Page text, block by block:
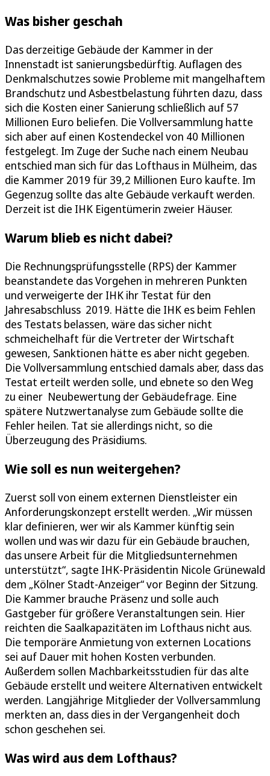
Was bisher geschah
Das derzeitige Gebäude der Kammer in der
Innenstadt ist sanierungsbedürftig. Auflagen des
Denkmalschutzes sowie Probleme mit mangelhaftem
Brandschutz und Asbestbelastung führten dazu, dass
sich die Kosten einer Sanierung schließlich auf 57
Millionen Euro beliefen. Die Vollversammlung hatte
sich aber auf einen Kostendeckel von 40 Millionen
festgelegt. Im Zuge der Suche nach einem Neubau
entschied man sich für das Lofthaus in Mülheim, das
die Kammer 2019 für 39,2 Millionen Euro kaufte. Im
Gegenzug sollte das alte Gebäude verkauft werden.
Derzeit ist die IHK Eigentümerin zweier Häuser.
Warum blieb es nicht dabei?
Die Rechnungsprüfungsstelle (RPS) der Kammer
beanstandete das Vorgehen in mehreren Punkten
und verweigerte der IHK ihr Testat für den
Jahresabschluss 2019. Hätte die IHK es beim Fehlen
des Testats belassen, wäre das sicher nicht
schmeichelhaft für die Vertreter der Wirtschaft
gewesen, Sanktionen hätte es aber nicht gegeben.
Die Vollversammlung entschied damals aber, dass das
Testat erteilt werden solle, und ebnete so den Weg
zu einer Neubewertung der Gebäudefrage. Eine
spätere Nutzwertanalyse zum Gebäude sollte die
Fehler heilen. Tat sie allerdings nicht, so die
Überzeugung des Präsidiums.
Wie soll es nun weitergehen?
Zuerst soll von einem externen Dienstleister ein
Anforderungskonzept erstellt werden. „Wir müssen
klar definieren, wer wir als Kammer künftig sein
wollen und was wir dazu für ein Gebäude brauchen,
das unsere Arbeit für die Mitgliedsunternehmen
unterstützt“, sagte IHK-Präsidentin Nicole Grünewald
dem „Kölner Stadt-Anzeiger“ vor Beginn der Sitzung.
Die Kammer brauche Präsenz und solle auch
Gastgeber für größere Veranstaltungen sein. Hier
reichten die Saalkapazitäten im Lofthaus nicht aus.
Die temporäre Anmietung von externen Locations
sei auf Dauer mit hohen Kosten verbunden.
Außerdem sollen Machbarkeitsstudien für das alte
Gebäude erstellt und weitere Alternativen entwickelt
werden. Langjährige Mitglieder der Vollversammlung
merkten an, dass dies in der Vergangenheit doch
schon geschehen sei.
Was wird aus dem Lofthaus?